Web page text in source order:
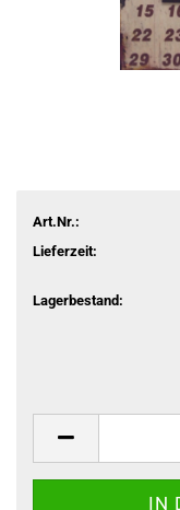
Art.Nr.:
Lieferzeit:
Lagerbestand: